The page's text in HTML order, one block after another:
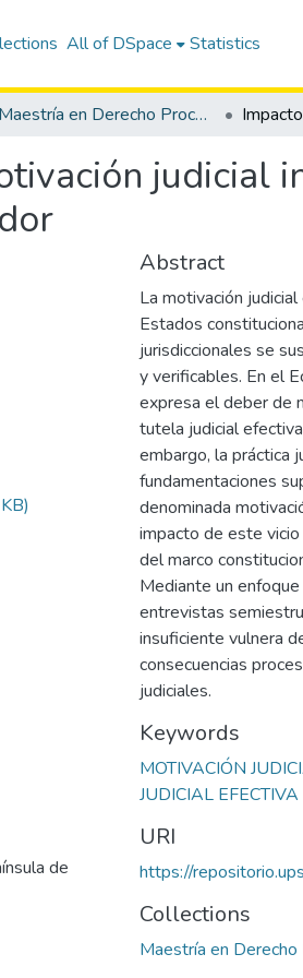
All of DSpace Statistics
Maestría en Derecho Procesal
judicial
de
Abstract
La motivación
Estados
jurisdiccionales se
y verificables. En el
expresa el deber de
tutela judicial
embargo, la práctica
fundamentaciones
denominada
impacto de este
del marco
Mediante un
entrevistas
insuficiente vulnera
consecuencias
judiciales.
Keywords
MOTIVACIÓN
JUDICIAL EFECTIVA
URI
https://
Collections
Maestría en